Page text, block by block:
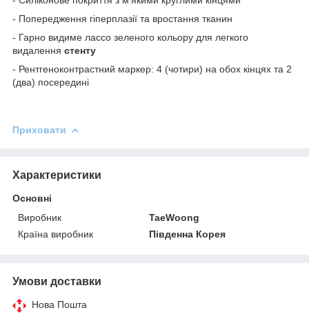
- Попередження гіперплазії та вростання тканин
- Гарно видиме лассо зеленого кольору для легкого
видалення стенту
- Рентгеноконтрастний маркер: 4 (чотири) на обох кінцях та 2
(два) посередині
Приховати
Характеристики
Основні
Виробник
TaeWoong
Країна виробник
Південна Корея
Умови доставки
Нова Пошта